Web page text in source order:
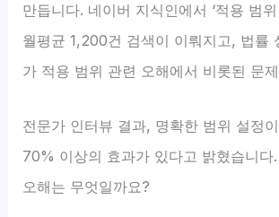
만듭니다. 네이버 지식인에서 ‘적용 범
월평균 1,200건 검색이 이뤄지고, 법률
가 적용 범위 관련 오해에서 비롯된 문
전문가 인터뷰 결과, 명확한 범위 설정
70% 이상의 효과가 있다고 밝혔습니다
오해는 무엇일까요?